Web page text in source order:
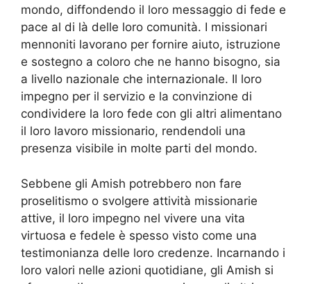
mondo, diffondendo il loro messaggio di fede e
pace al di là delle loro comunità. I missionari
mennoniti lavorano per fornire aiuto, istruzione
e sostegno a coloro che ne hanno bisogno, sia
a livello nazionale che internazionale. Il loro
impegno per il servizio e la convinzione di
condividere la loro fede con gli altri alimentano
il loro lavoro missionario, rendendoli una
presenza visibile in molte parti del mondo.
Sebbene gli Amish potrebbero non fare
proselitismo o svolgere attività missionarie
attive, il loro impegno nel vivere una vita
virtuosa e fedele è spesso visto come una
testimonianza delle loro credenze. Incarnando i
loro valori nelle azioni quotidiane, gli Amish si